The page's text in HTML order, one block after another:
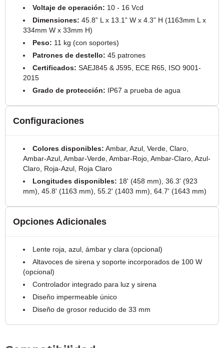
Voltaje de operación: 10 - 16 Vcd
Dimensiones: 45.8” L x 13.1” W x 4.3” H (1163mm L x
334mm W x 33mm H)
Peso: 11 kg (con soportes)
Patrones de destello: 45 patrones
Certificados: SAEJ845 & J595, ECE R65, ISO 9001-
2015
Grado de protección: IP67 a prueba de agua
Configuraciones
Colores disponibles: Ambar, Azul, Verde, Claro,
Ambar-Azul, Ambar-Verde, Ambar-Rojo, Ambar-Claro, Azul-
Claro, Roja-Azul, Roja Claro
Longitudes disponibles: 18' (458 mm), 36.3' (923
mm), 45.8' (1163 mm), 55.2' (1403 mm), 64.7' (1643 mm)
Opciones Adicionales
Lente roja, azul, ámbar y clara (opcional)
Altavoces de sirena y soporte incorporados de 100 W
(opcional)
Controlador integrado para luz y sirena
Diseño impermeable único
Diseño de grosor reducido de 33 mm